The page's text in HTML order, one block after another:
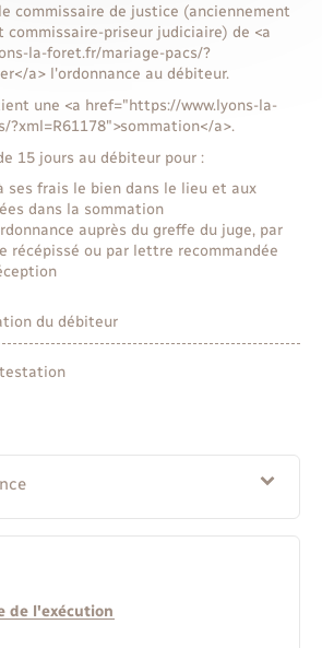
commissaire de justice (anciennement
priseur judiciaire) de <a
la-foret.fr/mariage-pacs/?
a> l'ordonnance au débiteur.
une <a href="https://www.lyons-la-
?xml=R61178">sommation</a>.
15 jours au débiteur pour :
ses frais le bien dans le lieu et aux
dans la sommation
auprès du greffe du juge, par
récépissé ou par lettre recommandée
du débiteur
de l'exécution